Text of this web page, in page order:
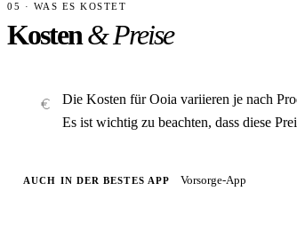
05 · WAS ES KOSTET
Kosten& Preise
Die Kosten für Ooia variieren je nach
Es ist wichtig zu beachten, dass diese
AUCH IN DER BESTES APP Vorsorge-App